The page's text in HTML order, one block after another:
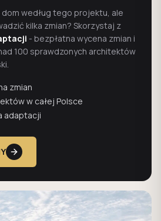
według tego projektu, ale
kilka zmian? Skorzystaj z
- bezpłatna wycena zmian i
100 sprawdzonych architektów
zmian
w całej Polsce
adaptacji